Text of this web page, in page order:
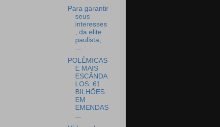
Para garantir
seus
interesses
, da elite
paulista,
POLÊMICAS
E MAIS
ESCÂNDA
LOS: 61
BILHÕES
EM
EMENDAS